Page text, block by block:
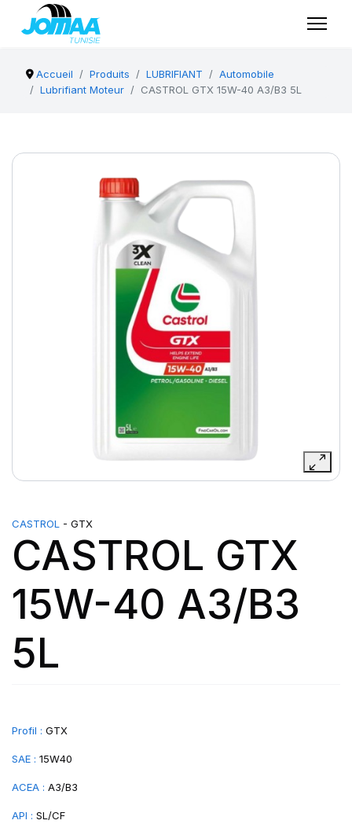
Accueil Produits LUBRIFIANT
Automobile
Lubrifiant Moteur
CASTROL GTX 15W-40 A3/B3 5L
CASTROL - GTX
CASTROL GTX
15W-40 A3/B3
5L
Profil : GTX
SAE : 15W40
ACEA : A3/B3
API : SL/CF